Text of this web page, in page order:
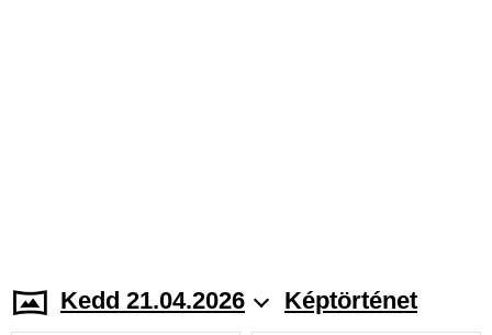
Kedd 21.04.2026 Képtörténet